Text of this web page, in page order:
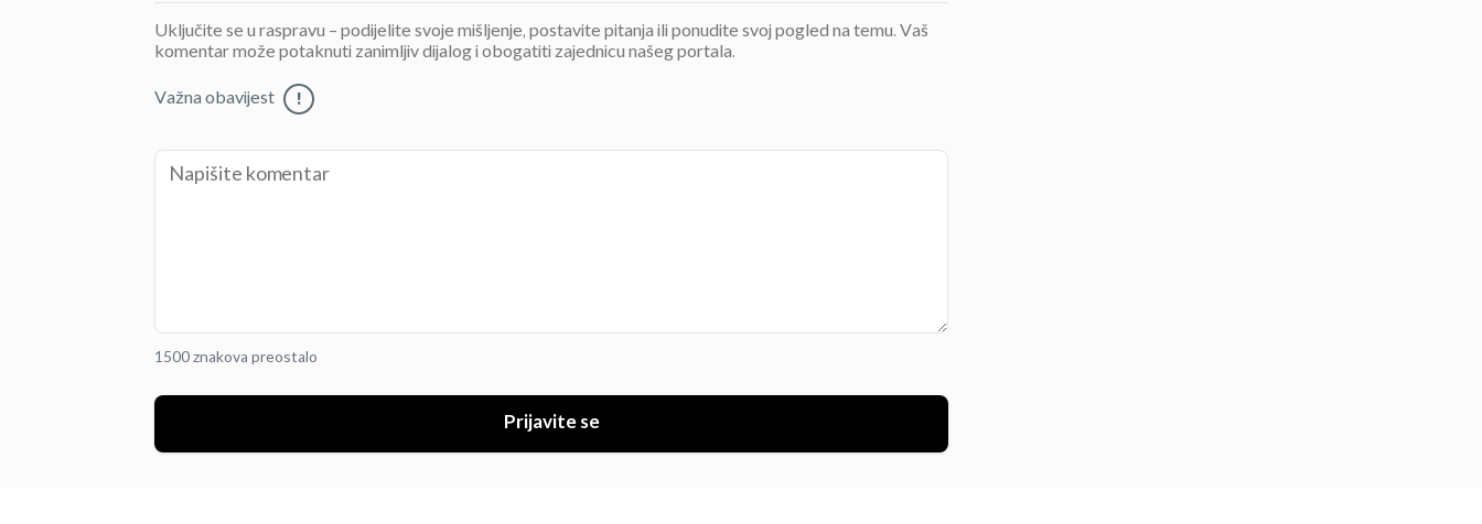
Uključite se u raspravu – podijelite svoje mišljenje, postavite pitanja ili ponudite svoj pogled na temu. Vaš
komentar može potaknuti zanimljiv dijalog i obogatiti zajednicu našeg portala.
Važna obavijest !
1500 znakova preostalo
Prijavite se